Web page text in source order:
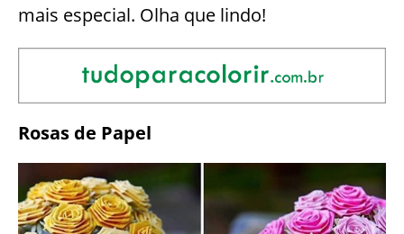
mais especial. Olha que lindo!
Rosas de Papel